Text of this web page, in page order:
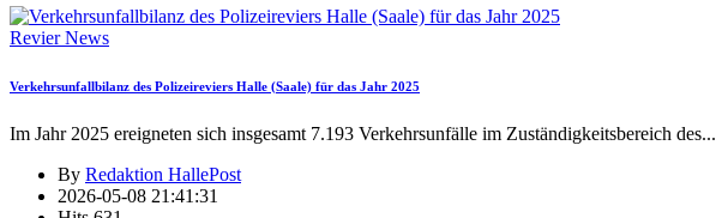
Revier News
Verkehrsunfallbilanz des Polizeireviers Halle (Saale) für das Jahr 2025
Im Jahr 2025 ereigneten sich insgesamt 7.193 Verkehrsunfälle im Zuständigkeitsbereich des...
By Redaktion HallePost
2026-05-08 21:41:31